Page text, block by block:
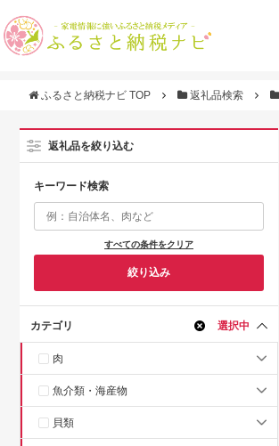
ふるさと納税ナビ TOP 返礼品検索
返礼品を絞り込む
キーワード検索
すべての条件をクリア
絞り込み
カテゴリ 選択中
肉
魚介類・海産物
貝類